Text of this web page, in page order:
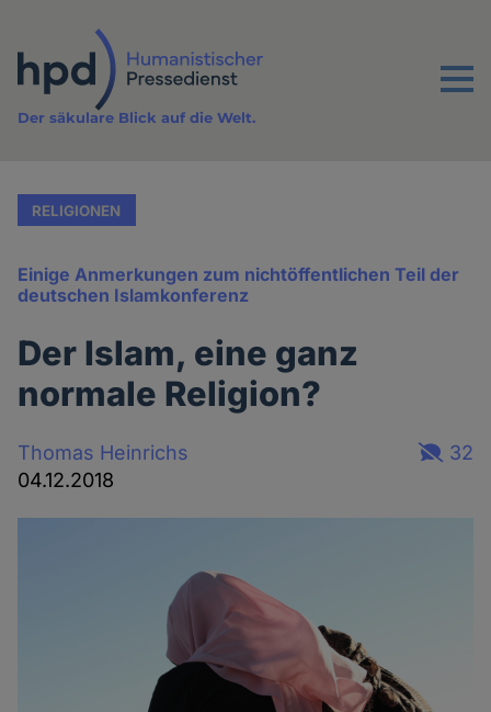
Inhalt
Menu
Der säkulare Blick auf die Welt.
RELIGIONEN
Einige Anmerkungen zum nichtöffentlichen Teil der
deutschen Islamkonferenz
Der Islam, eine ganz
normale Religion?
Thomas Heinrichs
04.12.2018
32